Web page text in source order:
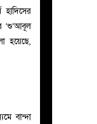
‘শু‘আবূল
হয়েছে,
বান্দা